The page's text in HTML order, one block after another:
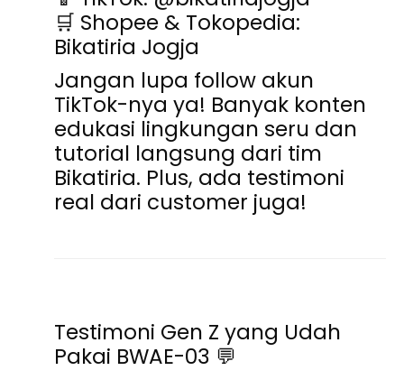
🛒 Shopee & Tokopedia:
Bikatiria Jogja
Jangan lupa follow akun
TikTok-nya ya! Banyak konten
edukasi lingkungan seru dan
tutorial langsung dari tim
Bikatiria. Plus, ada testimoni
real dari customer juga!
Testimoni Gen Z yang Udah
Pakai BWAE-03 💬